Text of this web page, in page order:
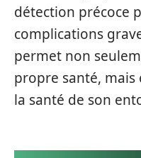
détection précoce
complications
permet non
propre santé,
la santé de son